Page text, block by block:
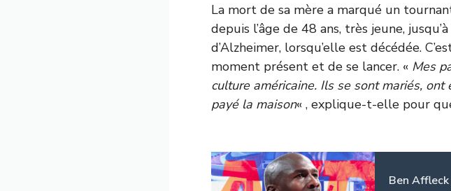
La mort de sa mère a marqué un
depuis l’âge de 48 ans, très jeune,
d’Alzheimer, lorsqu’elle est décédée.
moment présent et de se lancer. « Mes
culture américaine. Ils se sont mariés,
payé la maison« , explique-t-elle pour
Ben